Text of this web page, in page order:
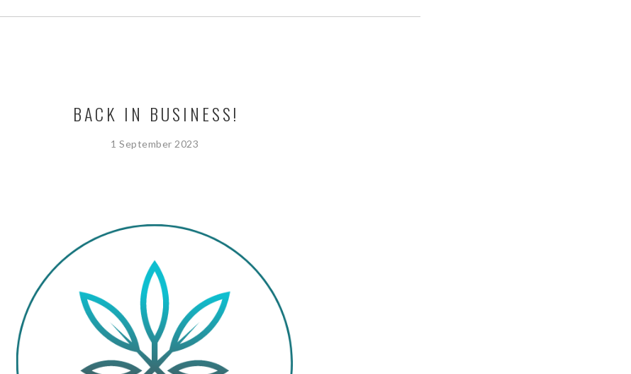
BACK IN BUSINESS!
1 September 2023